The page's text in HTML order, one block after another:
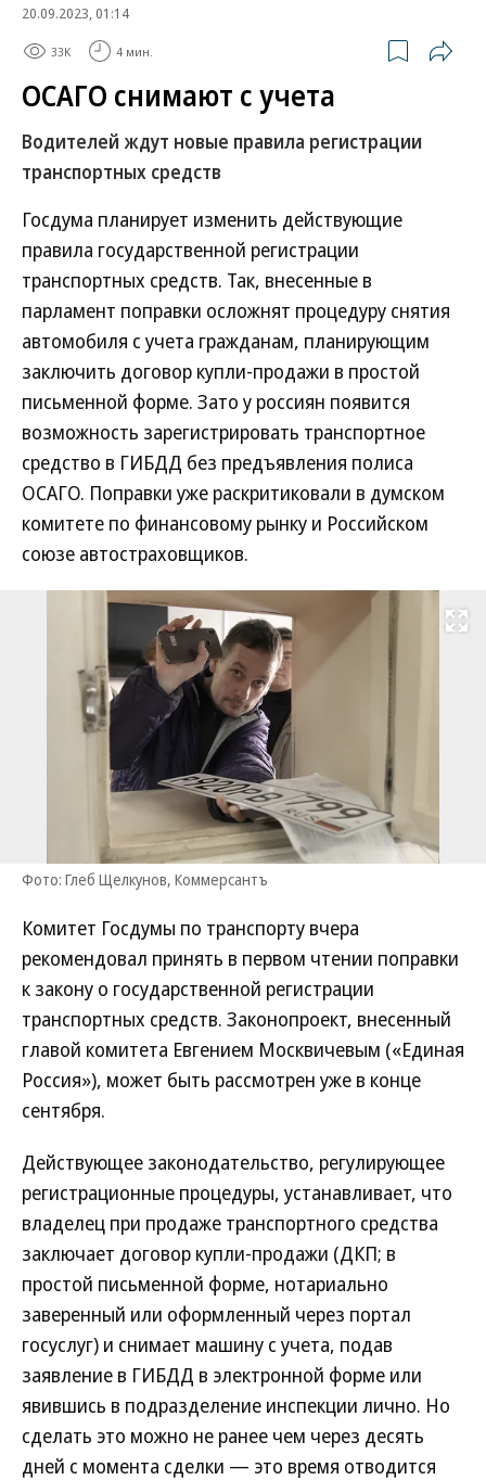
20.09.2023, 01:14
33K 4 мин.
ОСАГО снимают с учета
Водителей ждут новые правила регистрации
транспортных средств
Госдума планирует изменить действующие
правила государственной регистрации
транспортных средств. Так, внесенные в
парламент поправки осложнят процедуру снятия
автомобиля с учета гражданам, планирующим
заключить договор купли-продажи в простой
письменной форме. Зато у россиян появится
возможность зарегистрировать транспортное
средство в ГИБДД без предъявления полиса
ОСАГО. Поправки уже раскритиковали в думском
комитете по финансовому рынку и Российском
союзе автостраховщиков.
Развернуть
Фото: Глеб Щелкунов, Коммерсантъ
Комитет Госдумы по транспорту вчера
рекомендовал принять в первом чтении поправки
к закону о государственной регистрации
транспортных средств. Законопроект, внесенный
главой комитета Евгением Москвичевым («Единая
Россия»), может быть рассмотрен уже в конце
сентября.
Действующее законодательство, регулирующее
регистрационные процедуры, устанавливает, что
владелец при продаже транспортного средства
заключает договор купли-продажи (ДКП; в
простой письменной форме, нотариально
заверенный или оформленный через портал
госуслуг) и снимает машину с учета, подав
заявление в ГИБДД в электронной форме или
явившись в подразделение инспекции лично. Но
сделать это можно не ранее чем через десять
дней с момента сделки — это время отводится